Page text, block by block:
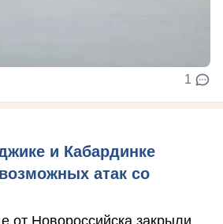
1
и Кабардинке
атак со
от Новороссийска закрыли